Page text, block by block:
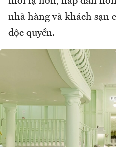
nhà hàng và khách sạn
độc quyền.